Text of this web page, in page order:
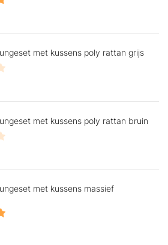
met kussens poly rattan grijs
met kussens poly rattan bruin
met kussens massief